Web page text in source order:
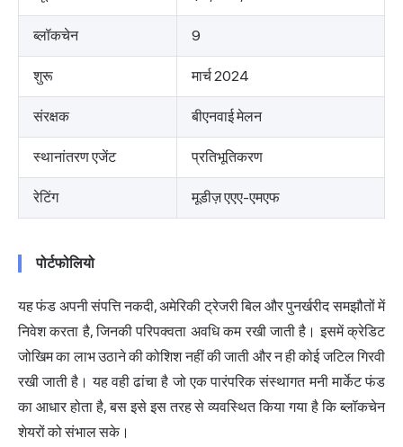
ब्लॉकचेन 9
शुरू मार्च 2024
संरक्षक बीएनवाई मेलन
स्थानांतरण एजेंट प्रतिभूतिकरण
रेटिंग मूडीज़ एएए-एमएफ
पोर्टफोलियो
यह फंड अपनी संपत्ति नकदी, अमेरिकी ट्रेजरी बिल और पुनर्खरीद समझौतों में
निवेश करता है, जिनकी परिपक्वता अवधि कम रखी जाती है। इसमें क्रेडिट
जोखिम का लाभ उठाने की कोशिश नहीं की जाती और न ही कोई जटिल गिरवी
रखी जाती है। यह वही ढांचा है जो एक पारंपरिक संस्थागत मनी मार्केट फंड
का आधार होता है, बस इसे इस तरह से व्यवस्थित किया गया है कि ब्लॉकचेन
शेयरों को संभाल सके।